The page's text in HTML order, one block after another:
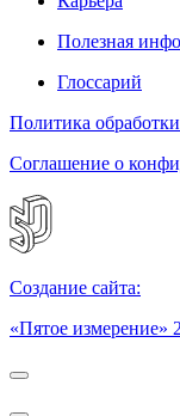
Полезная
Глоссарий
Политика
Соглашение о
Создание сайта:
«Пятое измерение»